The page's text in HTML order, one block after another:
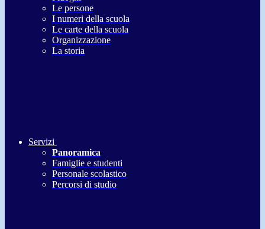
Le persone
I numeri della scuola
Le carte della scuola
Organizzazione
La storia
Servizi
Panoramica
Famiglie e studenti
Personale scolastico
Percorsi di studio